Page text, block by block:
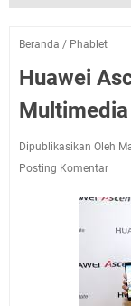
Beranda / Phablet
Huawei
Dipublikasikan Oleh
Posting Komentar